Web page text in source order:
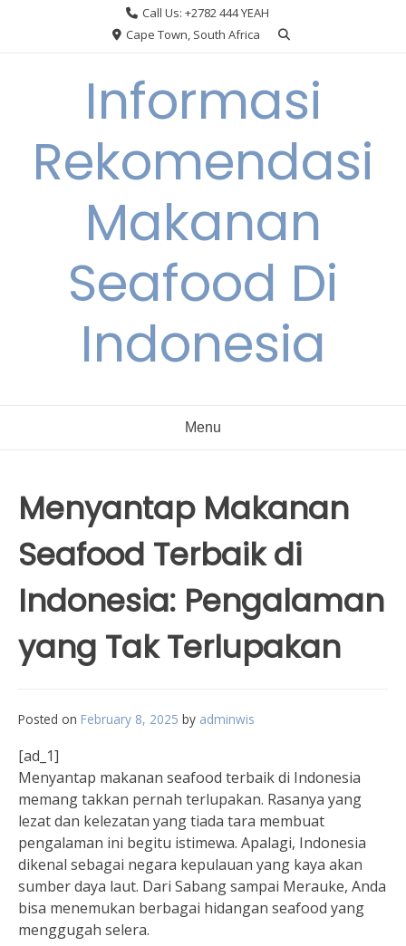
Call Us: +2782 444 YEAH
Cape Town, South Africa
Informasi
Rekomendasi
Makanan
Seafood Di
Indonesia
Menu
Menyantap Makanan
Seafood Terbaik di
Indonesia: Pengalaman
yang Tak Terlupakan
Posted on February 8, 2025 by adminwis
[ad_1]
Menyantap makanan seafood terbaik di Indonesia
memang takkan pernah terlupakan. Rasanya yang
lezat dan kelezatan yang tiada tara membuat
pengalaman ini begitu istimewa. Apalagi, Indonesia
dikenal sebagai negara kepulauan yang kaya akan
sumber daya laut. Dari Sabang sampai Merauke, Anda
bisa menemukan berbagai hidangan seafood yang
menggugah selera.